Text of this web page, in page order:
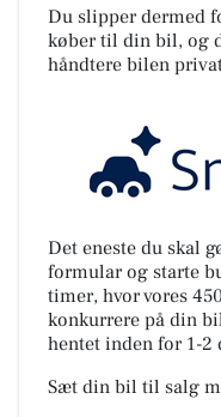
Du slipper dermed
køber til din bil, og
håndtere bilen
Det eneste du skal
formular og starte
timer, hvor vores
konkurrere på din
hentet inden for 1-2
Sæt din bil til salg